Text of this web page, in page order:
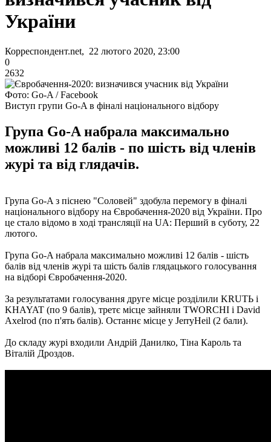
України
Корреспондент.net, 22 лютого 2020, 23:00
0
2632
Фото: Go-A / Facebook
Виступ групи Go-A в фіналі національного відбору
Група Go-A набрала максимально
можливі 12 балів - по шість від членів
журі та від глядачів.
Група Go-A з піснею "Соловей" здобула перемогу в фіналі
національного відбору на Євробачення-2020 від України. Про
це стало відомо в ході трансляції на UA: Перший в суботу, 22
лютого.
Група Go-A набрала максимально можливі 12 балів - шість
балів від членів журі та шість балів глядацького голосування
на відборі Євробачення-2020.
За результатами голосування друге місце розділили KRUTЬ і
KHAYAT (по 9 балів), третє місце зайняли TWORCHI і David
Axelrod (по п'ять балів). Останнє місце у JerryHeil (2 бали).
До складу журі входили Андрій Данилко, Тіна Кароль та
Віталій Дроздов.